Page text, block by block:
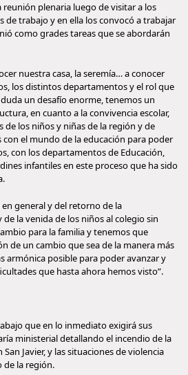
plenaria luego de visitar a los
de trabajo y en ella los convocó a trabajar
como grades tareas que se abordarán
nuestra casa, la seremía… a conocer
los distintos departamentos y el rol que
un desafío enorme, tenemos un
en cuanto a la convivencia escolar,
de los niños y niñas de la región y de
el mundo de la educación para poder
con los departamentos de Educación,
infantiles en este proceso que ha sido
general y del retorno de la
la venida de los niños al colegio sin
para la familia y tenemos que
de un cambio que sea de la manera más
armónica posible para poder avanzar y
que hasta ahora hemos visto”.
que en lo inmediato exigirá sus
ministerial detallando el incendio de la
Javier, y las situaciones de violencia
de la región.